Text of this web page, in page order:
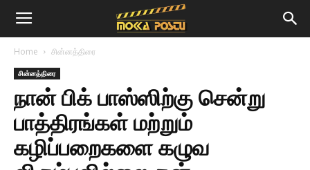
Home சின்னத்திரை
சின்னத்திரை
நான் பிக் பாஸ்ஸிற்கு சென்று
பாத்திரங்கள் மற்றும்
கழிப்பறைகளை கழுவ